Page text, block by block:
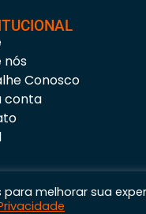
nós
Conosco
conta
para melhorar sua